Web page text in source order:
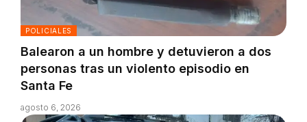
POLICIALES
Balearon a un hombre y detuvieron a dos
personas tras un violento episodio en
Santa Fe
agosto 6, 2026